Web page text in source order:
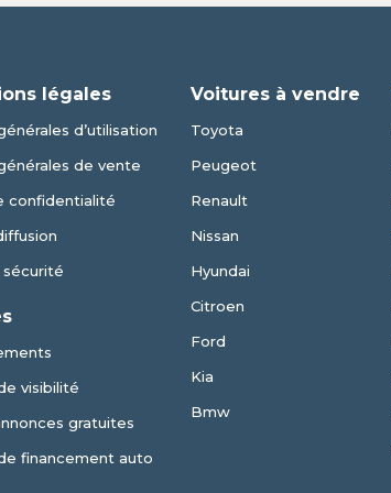
légales
d’utilisation
de vente
confidentialité
sécurité
visibilité
gratuites
financement auto
Voitures à vendre
Toyota
Peugeot
Renault
Nissan
Hyundai
Citroen
Ford
Kia
Bmw